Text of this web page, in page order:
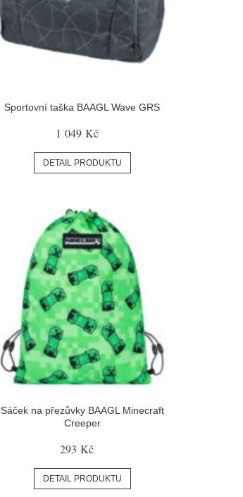
Sportovní taška BAAGL Wave GRS
1 049 Kč
DETAIL PRODUKTU
Sáček na přezůvky BAAGL Minecraft
Creeper
293 Kč
DETAIL PRODUKTU